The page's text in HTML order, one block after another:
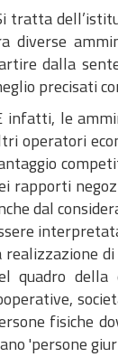
tratta
diverse
dalla
precisati
infatti, le
operatori
rapporti
dal
realizzazione
quadro della
fisiche
'persone